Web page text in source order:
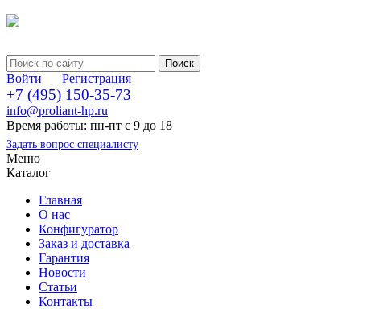
Войти Регистрация
+7 (495) 150-35-73
info@proliant-hp.ru
Время работы: пн-пт с 9 до 18
Задать вопрос специалисту
Меню
Каталог
Главная
О нас
Конфигуратор
Заказ и доставка
Гарантия
Новости
Статьи
Контакты